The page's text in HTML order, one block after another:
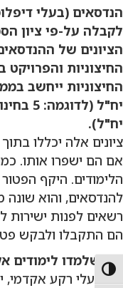
Toggle High Contrast
הנדסאים (בעלי
לקבלה על-פי ציון
הציונים של
החיצוניות והפרויקט
יח"ל).
ציונים אלה יכללו
אם הם ישפרו אותו.
הלימודים. היקף
להנדסאים, והוא
רשאים לפנות ישירות
הם התקבלו ולבקש
למי שלמדו לימודים
של בעלי רקע